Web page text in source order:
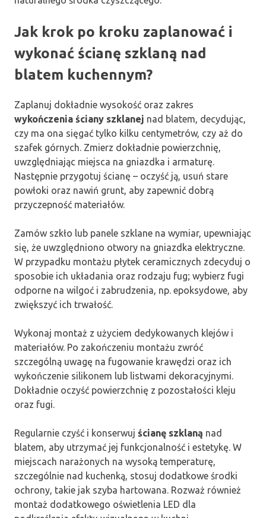
Jak krok po kroku zaplanować i
wykonać ścianę szklaną nad
blatem kuchennym?
Zaplanuj dokładnie wysokość oraz zakres
wykończenia ściany szklanej nad blatem, decydując,
czy ma ona sięgać tylko kilku centymetrów, czy aż do
szafek górnych. Zmierz dokładnie powierzchnię,
uwzględniając miejsca na gniazdka i armaturę.
Następnie przygotuj ścianę – oczyść ją, usuń stare
powłoki oraz nawiń grunt, aby zapewnić dobrą
przyczepność materiałów.
Zamów szkło lub panele szklane na wymiar, upewniając
się, że uwzględniono otwory na gniazdka elektryczne.
W przypadku montażu płytek ceramicznych zdecyduj o
sposobie ich układania oraz rodzaju fug; wybierz fugi
odporne na wilgoć i zabrudzenia, np. epoksydowe, aby
zwiększyć ich trwałość.
Wykonaj montaż z użyciem dedykowanych klejów i
materiałów. Po zakończeniu montażu zwróć
szczególną uwagę na fugowanie krawędzi oraz ich
wykończenie silikonem lub listwami dekoracyjnymi.
Dokładnie oczyść powierzchnię z pozostałości kleju
oraz fugi.
Regularnie czyść i konserwuj ścianę szklaną nad
blatem, aby utrzymać jej funkcjonalność i estetykę. W
miejscach narażonych na wysoką temperaturę,
szczególnie nad kuchenką, stosuj dodatkowe środki
ochrony, takie jak szyba hartowana. Rozważ również
montaż dodatkowego oświetlenia LED dla